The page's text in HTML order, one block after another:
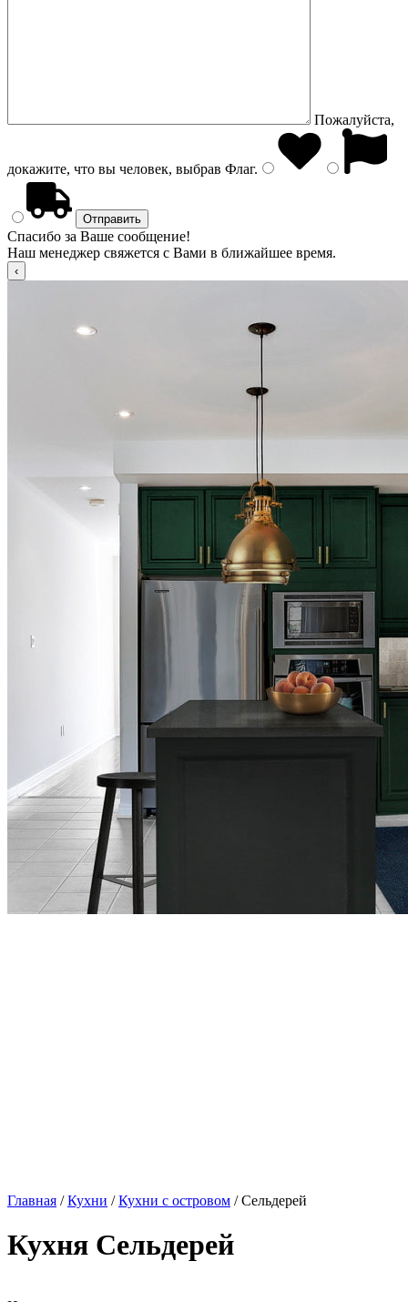
Пожалуйста,
докажите, что вы человек, выбрав Флаг.
Спасибо за Ваше сообщение!
Наш менеджер свяжется с Вами в ближайшее время.
Главная /Кухни /Кухни с островом / Сельдерей
Кухня Сельдерей